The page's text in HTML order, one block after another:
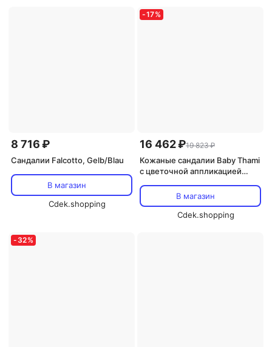
8 716 ₽
Сандалии Falcotto, Gelb/Blau
В магазин
Cdek.shopping
-17%
16 462 ₽19 823 ₽
Кожаные сандалии Baby Thami
с цветочной аппликацией
В магазин
Cdek.shopping
- 32%